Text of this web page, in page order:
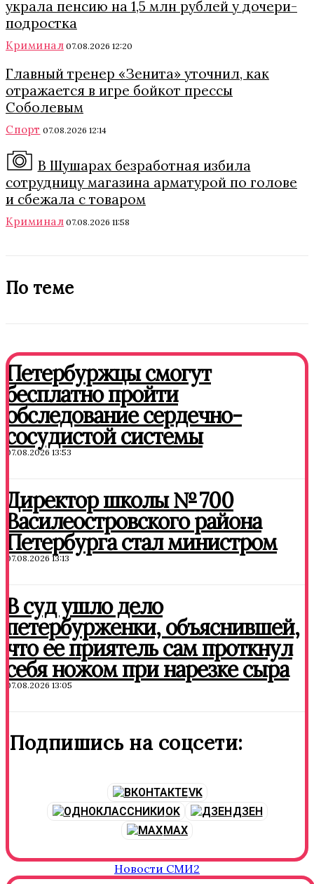
украла пенсию на 1,5 млн рублей у дочери-
подростка
Криминал 07.08.2026 12:20
Главный тренер «Зенита» уточнил, как
отражается в игре бойкот прессы
Соболевым
Спорт 07.08.2026 12:14
В Шушарах безработная избила
сотрудницу магазина арматурой по голове
и сбежала с товаром
Криминал 07.08.2026 11:58
По теме
Петербуржцы смогут
бесплатно пройти
обследование сердечно-
сосудистой системы
07.08.2026 13:53
Директор школы № 700
Василеостровского района
Петербурга стал министром
07.08.2026 13:13
В суд ушло дело
петербурженки, объяснившей,
что ее приятель сам проткнул
себя ножом при нарезке сыра
07.08.2026 13:05
Подпишись на соцсети:
VK
OK
ДЗЕН
MAX
Новости СМИ2